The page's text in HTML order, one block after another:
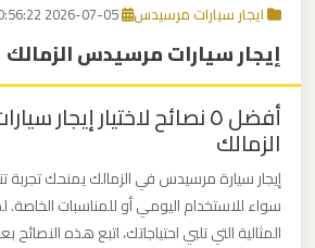
ايجار سيارات مرسيدس
إيجار سيارات مرسيدس الزمالك
أفضل ٥ نصائح لاختيار
الزمالك
إيجار سيارة مرسيدس في الزمالك يمنحك تجربة
سواء للاستخدام اليومي أو للمناسبات الخاصة.
المثالية التي تلبي احتياجاتك، اتبع هذه النصائح
مكاتب
ليموزين
الاسكندرية
القاهرة
ليموزين